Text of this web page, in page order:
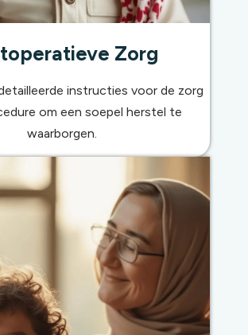
Zorg
instructies voor de zorg
om een soepel herstel te
waarborgen.